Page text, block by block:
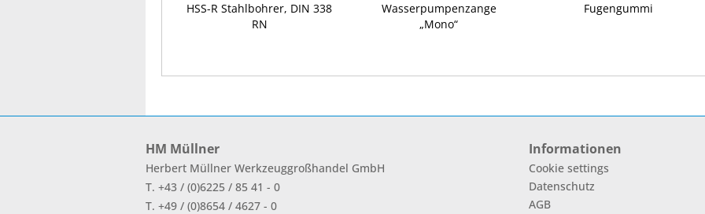
HSS-R Stahlbohrer, DIN 338
RN
Wasserpumpenzange
„Mono“
Fugengummi
HM Müllner
Herbert Müllner Werkzeuggroßhandel GmbH
T. +43 / (0)6225 / 85 41 - 0
T. +49 / (0)8654 / 4627 - 0
Informationen
Cookie settings
Datenschutz
AGB